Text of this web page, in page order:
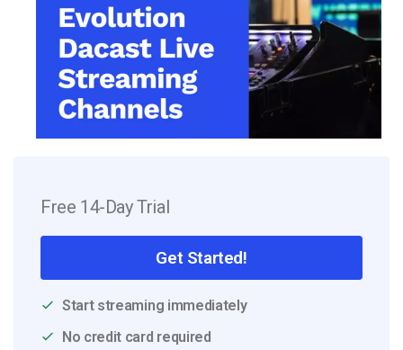
Free 14-Day Trial
Get Started!
Start streaming immediately
No credit card required